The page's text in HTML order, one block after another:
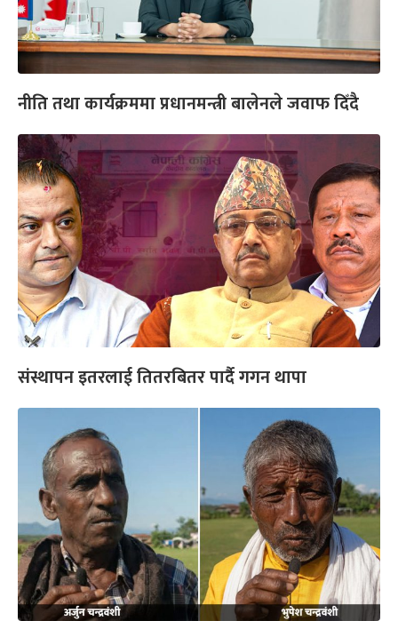
नीति तथा कार्यक्रममा प्रधानमन्त्री बालेनले जवाफ दिँदै
संस्थापन इतरलाई तितरबितर पार्दै गगन थापा